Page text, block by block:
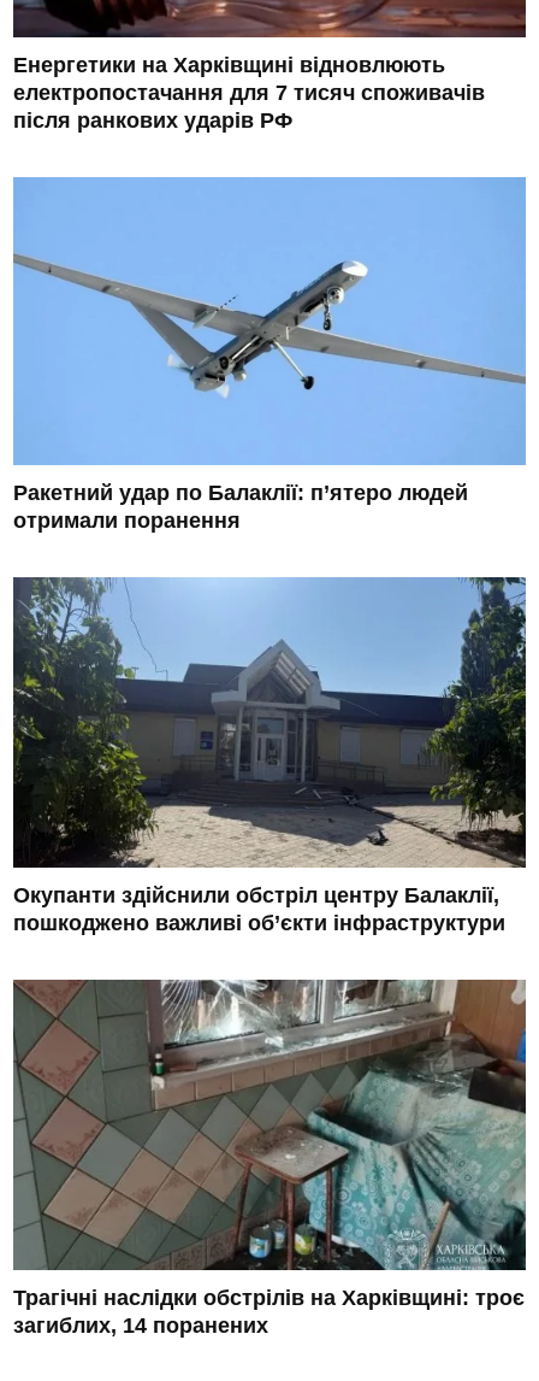
Енергетики на Харківщині відновлюють
електропостачання для 7 тисяч споживачів
після ранкових ударів РФ
Ракетний удар по Балаклії: п’ятеро людей
отримали поранення
Окупанти здійснили обстріл центру Балаклії,
пошкоджено важливі об’єкти інфраструктури
Трагічні наслідки обстрілів на Харківщині: троє
загиблих, 14 поранених